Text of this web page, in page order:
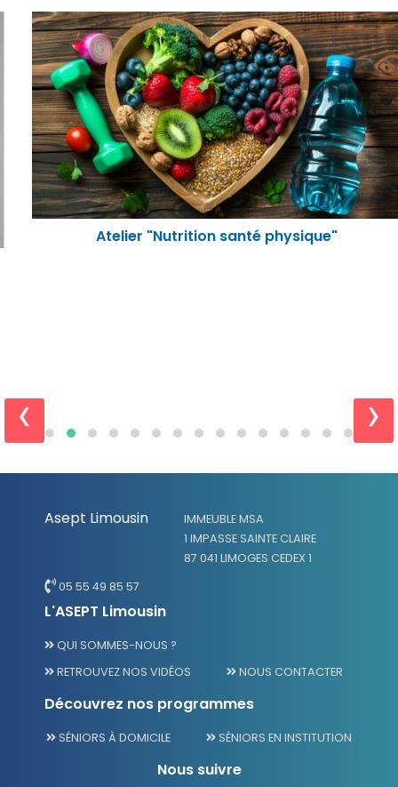
Atelier "Nutrition santé physique"
‹ ›
Asept Limousin
IMMEUBLE MSA
1 IMPASSE SAINTE CLAIRE
87 041 LIMOGES CEDEX 1
05 55 49 85 57
L'ASEPT Limousin
QUI SOMMES-NOUS ?
RETROUVEZ NOS VIDÉOS
NOUS CONTACTER
Découvrez nos programmes
SÉNIORS À DOMICILE SÉNIORS EN INSTITUTION
Nous suivre